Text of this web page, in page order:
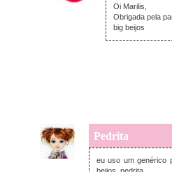
Oi Marilis,
Obrigada pela
big beijos
Pedrita
eu uso um genérico